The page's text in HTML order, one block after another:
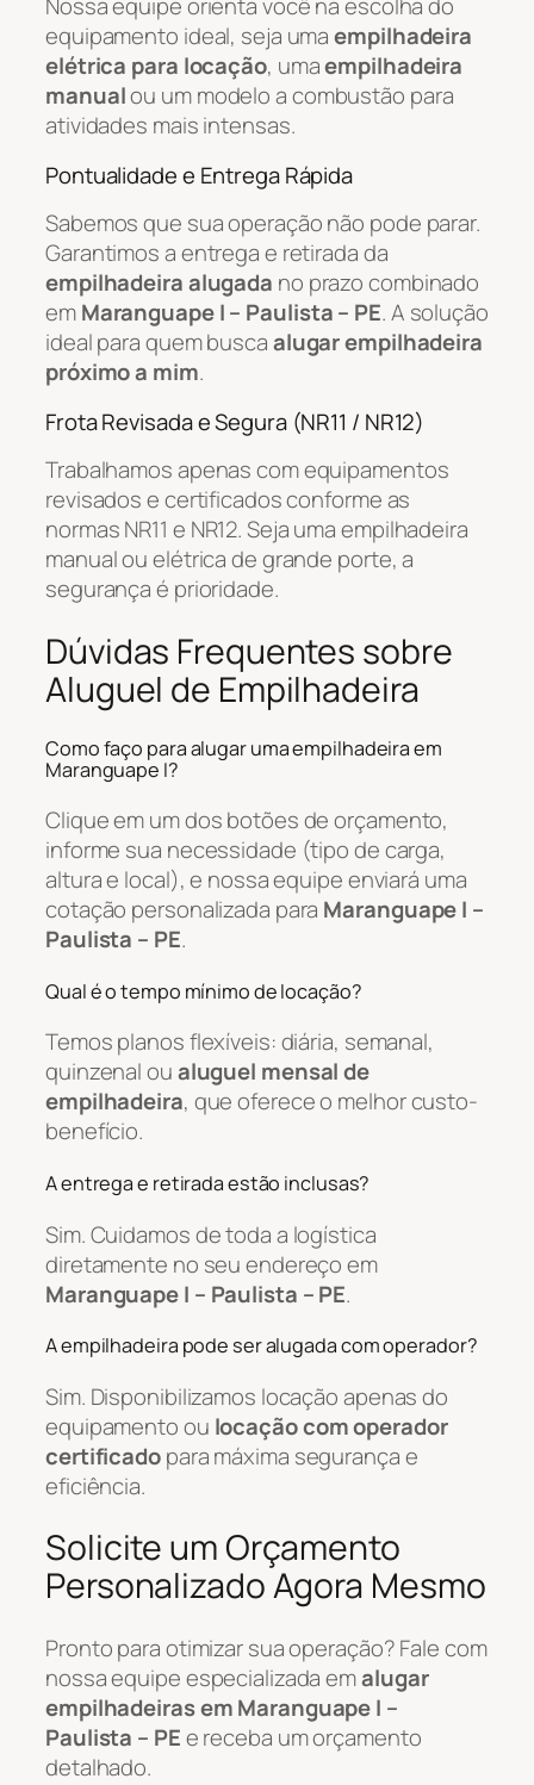
Nossa equipe orienta você na escolha do
equipamento ideal, seja umaempilhadeira
elétrica para locação, umaempilhadeira
manualou um modelo a combustão para
atividades mais intensas.
Pontualidade e Entrega Rápida
Sabemos que sua operação não pode parar.
Garantimos a entrega e retirada da
empilhadeira alugada no prazo combinado
emMaranguape I – Paulista – PE. A solução
ideal para quem buscaalugar empilhadeira
próximo a mim.
Frota Revisada e Segura (NR11 / NR12)
Trabalhamos apenas com equipamentos
revisados e certificados conforme as
normas NR11 e NR12. Seja uma empilhadeira
manual ou elétrica de grande porte, a
segurança é prioridade.
Dúvidas Frequentes sobre
Aluguel de Empilhadeira
Como faço para alugar uma empilhadeira em
Maranguape I?
Clique em um dos botões de orçamento,
informe sua necessidade (tipo de carga,
altura e local), e nossa equipe enviará uma
cotação personalizada para Maranguape I –
Paulista – PE.
Qual é o tempo mínimo de locação?
Temos planos flexíveis: diária, semanal,
quinzenal oualuguel mensal de
empilhadeira, que oferece o melhor custo-
benefício.
A entrega e retirada estão inclusas?
Sim. Cuidamos de toda a logística
diretamente no seu endereço em
Maranguape I – Paulista – PE.
A empilhadeira pode ser alugada com operador?
Sim. Disponibilizamos locação apenas do
equipamento ou locação com operador
certificadopara máxima segurança e
eficiência.
Solicite um Orçamento
Personalizado Agora Mesmo
Pronto para otimizar sua operação? Fale com
nossa equipe especializada emalugar
empilhadeiras em Maranguape I –
Paulista – PEe receba um orçamento
detalhado.